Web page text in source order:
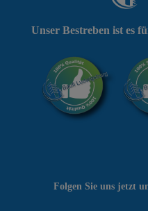
Folgen Sie uns jetzt
Unser Bestreben ist es